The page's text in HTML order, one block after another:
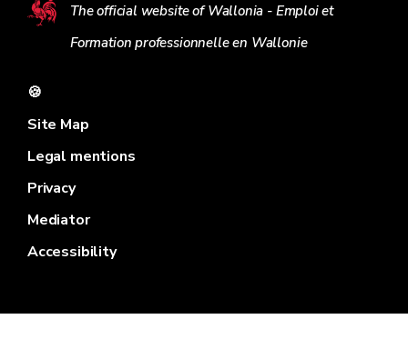
The official website of Wallonia - Emploi et
Formation professionnelle en Wallonie
🍪
Site Map
Legal mentions
Privacy
Mediator
Accessibility